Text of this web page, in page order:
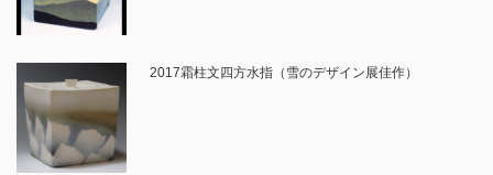
2017霜柱文四方水指（雪のデザイン展佳作）